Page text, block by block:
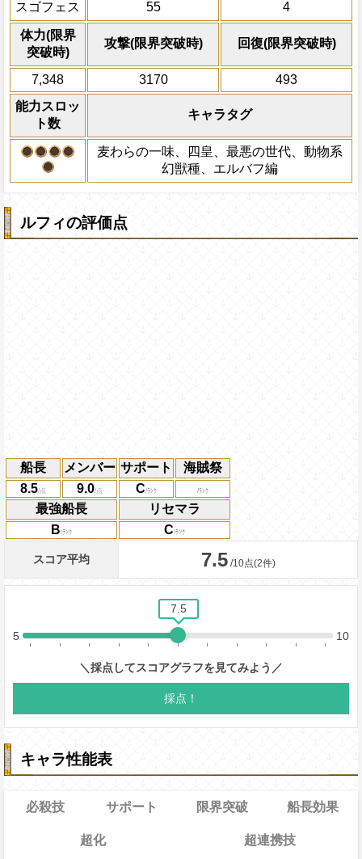
スゴフェス 55 4
体力(限界
突破時)
攻撃(限界突破時) 回復(限界突破時)
7,348 3170
493
能力スロッ
ト数
キャラタグ
麦わらの一味、四皇、最悪の世代、動物系
幻獣種、エルバフ編
ルバフ編][麦わらの一味][巨人族][四皇][王
状態異常無効の効果を無視して1ターンの
メージを2倍に上昇させる
上限突破
敵全体にかかっているダメージ無効状態
味にかかっている痺れ状態を7ターン回
知属性と打突タイプキャラの通常攻撃の
量が最大で+0.7になり(GOOD+0.1、
PERFECT+0.7になる)、このターン内
の一味][巨人族]が合計5人以上いる時、1
ダメージを90%減らし、5ターンの間同属
の冒険で1回まで。ターン数を減ら
カウントする)
自分のスロット封じ状態を10ターン
体力50%以下の時、PERFECTなら
[巨人族][四皇][王族]が合計4人以上いる時
わらの一味][巨人族][四皇][王族]の攻撃を
に[エルバフ編]が2人以上いる時、船員に
ニー・チョッパー、ニコ・ロビン、フラ
ク、ジンベエ、ジュエリー・ボニー、ド
オイモ、カーシー、ハイルディン」の必
で発動する）
Lv上限突破
冒険開始時一味の必殺ターン・VS効果ゲ
倍、体力を1.2倍、同属性・同タイプキャ
倍にし、一味は[知][肉][連]スロットも有利
一味にロロノア・ゾロ、サンジ、ウソッ
トニー・チョッパー、ニコ・ロビン、フ
ク、ジンベエ、ジュエリー・ボニー、ド
オイモ、カーシー、ハイルディンの誰か
時（サポートキャラを除き、自分が船員
ー、ブルック、ジンベエ、ジュエリー・
ブロギー、オイモ、カーシー、ハイルデ
人以上いる時（サポートキャラを除く）
1人とカウントする
ルフィの評価点
船長 メンバー サポート
海賊祭
8.5
9.0
C
最強船長
リセマラ
B
C
キャラ性能表
必殺技 サポート 限界突破 船長効果
超化 超連携技